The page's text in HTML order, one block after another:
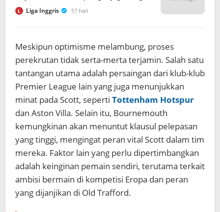
L Liga Inggris 57 hari
Meskipun optimisme melambung, proses
perekrutan tidak serta-merta terjamin. Salah satu
tantangan utama adalah persaingan dari klub-klub
Premier League lain yang juga menunjukkan
minat pada Scott, seperti Tottenham Hotspur
dan Aston Villa. Selain itu, Bournemouth
kemungkinan akan menuntut klausul pelepasan
yang tinggi, mengingat peran vital Scott dalam tim
mereka. Faktor lain yang perlu dipertimbangkan
adalah keinginan pemain sendiri, terutama terkait
ambisi bermain di kompetisi Eropa dan peran
yang dijanjikan di Old Trafford.